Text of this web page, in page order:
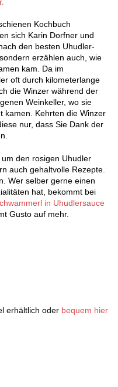
Kochbuch
sich Karin Dorfner und
den besten Uhudler-
erzählen auch, wie
kam. Da im
oft durch kilometerlange
die Winzer während der
Weinkeller, wo sie
kamen. Kehrten die Winzer
nur, dass Sie Dank der
den rosigen Uhudler
auch gehaltvolle Rezepte.
Wer selber gerne einen
hat, bekommt bei
in Uhudlersauce
Gusto auf mehr.
erhältlich oder bequem hier